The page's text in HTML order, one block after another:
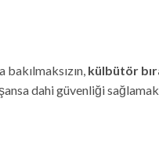
bakılmaksızın, külbütör
dahi güvenliği